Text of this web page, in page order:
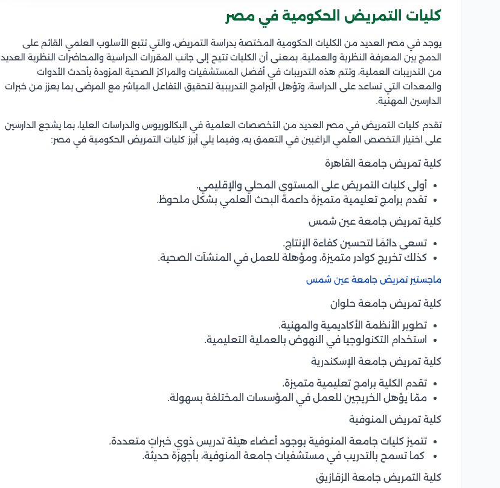
كليات التمريض الحكومية في مصر
يوجد في مصر العديد من الكليات الحكومية المختصة بدراسة التمريض، والتي تتبع الأسلوب العلمي القائم على
الدمج بين المعرفة النظرية والعملية، بمعنى أن الكليات تتيح إلى جانب المقررات الدراسية والمحاضرات النظرية العديد
من التدريبات العملية، وتتم هذه التدريبات في أفضل المستشفيات والمراكز الصحية المزودة بأحدث الأدوات
والمعدات التي تساعد على الدراسة، وتؤهل البرامج التدريبية لتحقيق التفاعل المباشر مع المرضى بما يعزز من خبرات
الدارسين المهنية.
تقدم كليات التمريض في مصر العديد من التخصصات العلمية في البكالوريوس والدراسات العليا، بما يشجع الدارسين
على اختيار التخصص العلمي الراغبين في التعمق به، وفيما يلي أبرز كليات التمريض الحكومية في مصر:
كلية تمريض جامعة القاهرة
أولى كليات التمريض على المستوى المحلي والإقليمي.
تقدم برامج تعليمية متميزة داعمةً البحث العلمي بشكل ملحوظ.
كلية تمريض جامعة عين شمس
تسعى دائمًا لتحسين كفاءة الإنتاج.
كذلك تخريج كوادر متميزة، ومؤهلة للعمل في المنشآت الصحية.
ماجستير تمريض جامعة عين شمس
كلية تمريض جامعة حلوان
تطوير الأنظمة الأكاديمية والمهنية.
استخدام التكنولوجيا في النهوض بالعملية التعليمية.
كلية تمريض جامعة الإسكندرية
تقدم الكلية برامج تعليمية متميزة.
ممّا يؤهل الخريجين للعمل في المؤسسات المختلفة بسهولة.
كلية تمريض المنوفية
تتميز كليات جامعة المنوفية بوجود أعضاء هيئة تدريس ذوي خبراتٍ متعددة.
كما تسمح بالتدريب في مستشفيات جامعة المنوفية، بأجهزة حديثة.
كلية التمريض جامعة الزقازيق